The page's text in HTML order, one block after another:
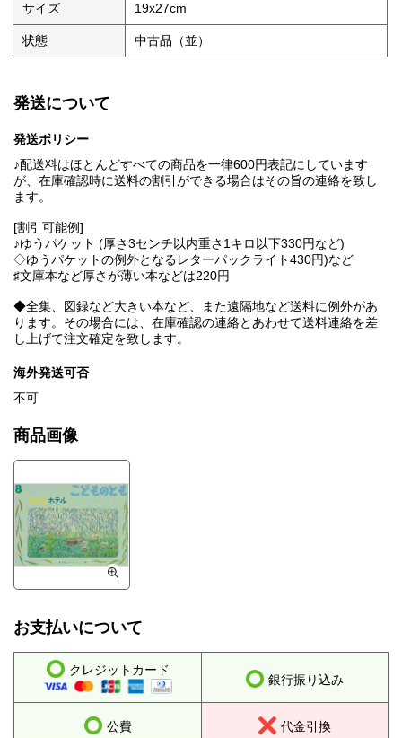
サイズ 19x27cm
状態 中古品（並）
発送について
発送ポリシー
♪配送料はほとんどすべての商品を一律600円表記にしています
が、在庫確認時に送料の割引ができる場合はその旨の連絡を致し
ます。
[割引可能例]
♪ゆうパケット (厚さ3センチ以内重さ1キロ以下330円など)
◇ゆうパケットの例外となるレターパックライト430円)など
♯文庫本など厚さが薄い本などは220円
◆全集、図録など大きい本など、また遠隔地など送料に例外があ
ります。その場合には、在庫確認の連絡とあわせて送料連絡を差
し上げて注文確定を致します。
海外発送可否
不可
商品画像
お支払いについて
クレジットカード
銀行振り込み
公費 代金引換